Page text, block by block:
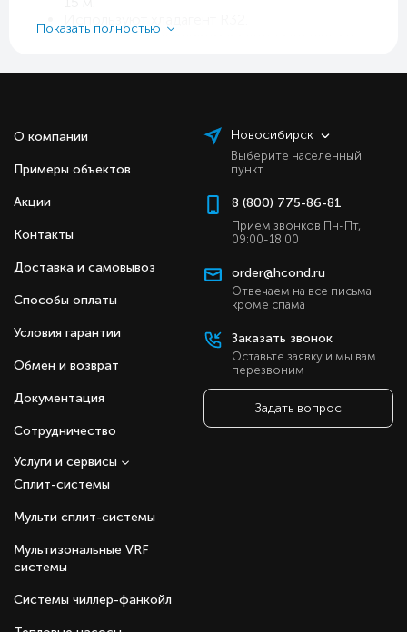
Оборудованы датчиком качества воздуха и
пористых отверстий, которые эффективно
обнаружения до 120 градусов и дальностью
действия до 8 метров), отслеживающий
положение людей в помещении, позволяет
повысить эффективность
кондиционирования, экономя при этом до
36% электрической энергии.
Активировав функцию Steri Clean,
теплообменник нагревается до 56 °C в
течение получаса, что позволяет убить до 99%
вирусов и бактерий на его поверхности.
Могут работать на обогрев даже при низких
температурах (до -25 °С).
Поддерживают функции подачи объемного
воздушного потока, комфортного сна,
таймера, авторестарта, самодиагностики и
Управляются с ПДУ и по Wi-Fi через
Оснащены информационным дисплеем.
Показать полностью
О компании
Примеры объектов
Акции
Контакты
Доставка и самовывоз
Способы оплаты
Условия гарантии
Обмен и возврат
Документация
Сотрудничество
Сплит-системы
Мульти сплит-системы
Мультизональные VRF
системы
Системы чиллер-фанкойл
Услуги и сервисы
Новосибирск
Выберите населенный
пункт
8 (800) 775-86-81
Прием звонков Пн-Пт,
09:00-18:00
order@hcond.ru
Отвечаем на все письма
кроме спама
Заказать звонок
Оставьте заявку и мы вам
перезвоним
Задать вопрос